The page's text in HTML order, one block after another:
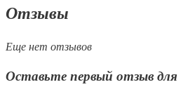
Отзывы
Еще нет отзывов
Оставьте первый отзыв